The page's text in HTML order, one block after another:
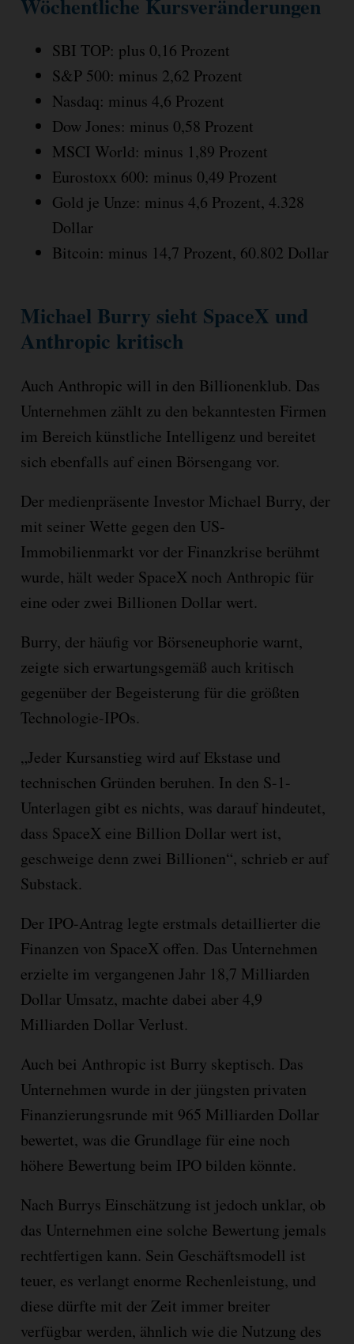
Wöchentliche Kursveränderungen
SBI TOP: plus 0,16 Prozent
S&P 500: minus 2,62 Prozent
Nasdaq: minus 4,6 Prozent
Dow Jones: minus 0,58 Prozent
MSCI World: minus 1,89 Prozent
Eurostoxx 600: minus 0,49 Prozent
Gold je Unze: minus 4,6 Prozent, 4.328
Dollar
Bitcoin: minus 14,7 Prozent, 60.802 Dollar
Michael Burry sieht SpaceX und
Anthropic kritisch
Auch Anthropic will in den Billionenklub. Das
Unternehmen zählt zu den bekanntesten Firmen
im Bereich künstliche Intelligenz und bereitet
sich ebenfalls auf einen Börsengang vor.
Der medienpräsente Investor Michael Burry, der
mit seiner Wette gegen den US-
Immobilienmarkt vor der Finanzkrise berühmt
wurde, hält weder SpaceX noch Anthropic für
eine oder zwei Billionen Dollar wert.
Burry, der häufig vor Börseneuphorie warnt,
zeigte sich erwartungsgemäß auch kritisch
gegenüber der Begeisterung für die größten
Technologie-IPOs.
„Jeder Kursanstieg wird auf Ekstase und
technischen Gründen beruhen. In den S-1-
Unterlagen gibt es nichts, was darauf hindeutet,
dass SpaceX eine Billion Dollar wert ist,
geschweige denn zwei Billionen“, schrieb er auf
Substack.
Der IPO-Antrag legte erstmals detaillierter die
Finanzen von SpaceX offen. Das Unternehmen
erzielte im vergangenen Jahr 18,7 Milliarden
Dollar Umsatz, machte dabei aber 4,9
Milliarden Dollar Verlust.
Auch bei Anthropic ist Burry skeptisch. Das
Unternehmen wurde in der jüngsten privaten
Finanzierungsrunde mit 965 Milliarden Dollar
bewertet, was die Grundlage für eine noch
höhere Bewertung beim IPO bilden könnte.
Nach Burrys Einschätzung ist jedoch unklar, ob
das Unternehmen eine solche Bewertung jemals
rechtfertigen kann. Sein Geschäftsmodell ist
teuer, es verlangt enorme Rechenleistung, und
diese dürfte mit der Zeit immer breiter
verfügbar werden, ähnlich wie die Nutzung des